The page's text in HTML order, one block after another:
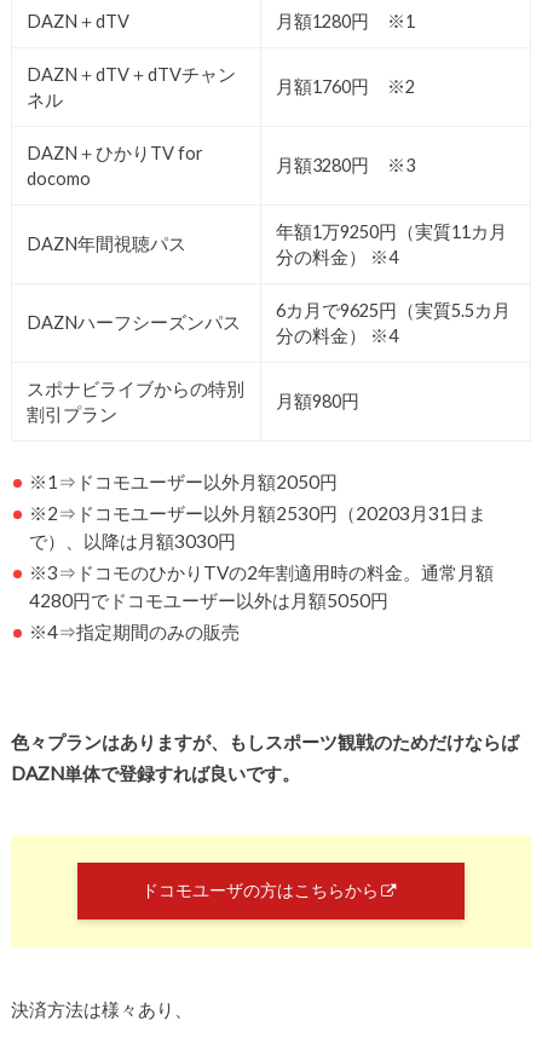
DAZN＋dTV 月額1280円 ※1
DAZN＋dTV＋dTVチャン
ネル
月額1760円 ※2
DAZN＋ひかりTV for
docomo
月額3280円 ※3
DAZN年間視聴パス
年額1万9250円（実質11カ月
分の料金） ※4
DAZNハーフシーズンパス
6カ月で9625円（実質5.5カ月
分の料金） ※4
スポナビライブからの特別
割引プラン
月額980円
※1⇒ドコモユーザー以外月額2050円
※2⇒ドコモユーザー以外月額2530円（20203月31日ま
で）、以降は月額3030円
※3⇒ドコモのひかりTVの2年割適用時の料金。通常月額
4280円でドコモユーザー以外は月額5050円
※4⇒指定期間のみの販売
色々プランはありますが、もしスポーツ観戦のためだけならば
DAZN単体で登録すれば良いです。
ドコモユーザの方はこちらから
決済方法は様々あり、